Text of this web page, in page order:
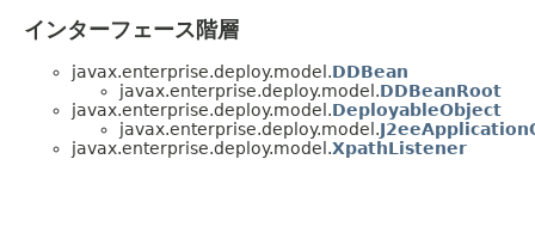
インターフェース階層
javax.enterprise.deploy.model.DDBean
javax.enterprise.deploy.model.DDBeanRoot
javax.enterprise.deploy.model.DeployableObject
javax.enterprise.deploy.model.
javax.enterprise.deploy.model.XpathListener